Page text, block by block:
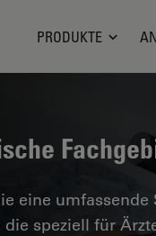
Logo
PRODUKTE
eine
die speziell für